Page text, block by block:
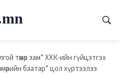
төмөр зам” ХХК-ийн гүйцэтгэх
баатар” цол хүртээлээ